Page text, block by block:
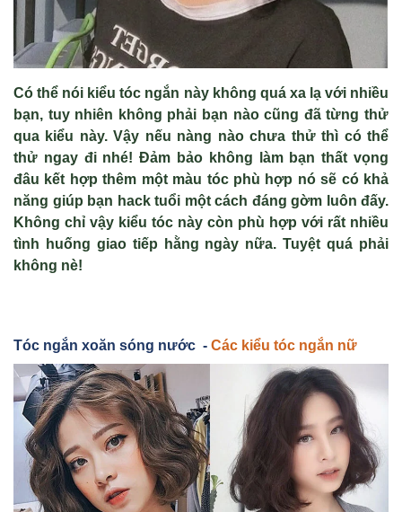
Có thể nói kiểu tóc ngắn này không quá xa lạ với nhiều
bạn, tuy nhiên không phải bạn nào cũng đã từng thử
qua kiểu này. Vậy nếu nàng nào chưa thử thì có thể
thử ngay đi nhé! Đảm bảo không làm bạn thất vọng
đâu kết hợp thêm một màu tóc phù hợp nó sẽ có khả
năng giúp bạn hack tuổi một cách đáng gờm luôn đấy.
Không chỉ vậy kiểu tóc này còn phù hợp với rất nhiều
tình huống giao tiếp hằng ngày nữa. Tuyệt quá phải
không nè!
Tóc ngắn xoăn sóng nước - Các kiểu tóc ngắn nữ